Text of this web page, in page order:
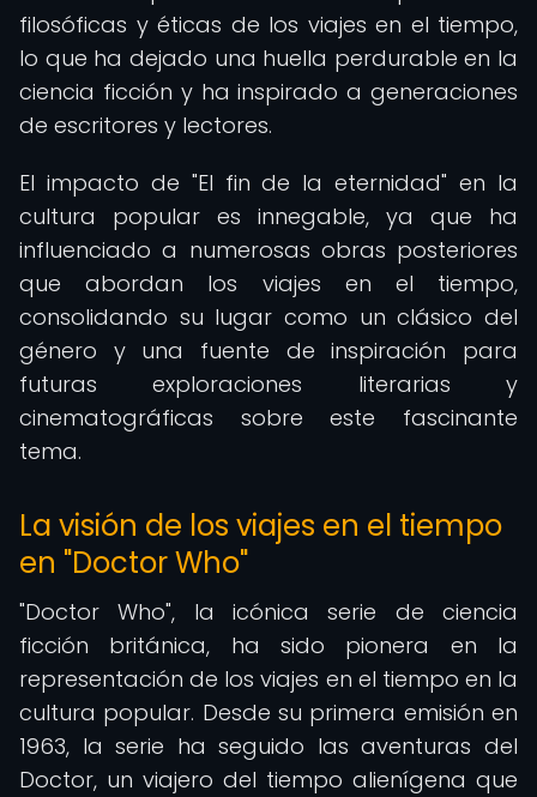
filosóficas y éticas de los viajes en el tiempo,
lo que ha dejado una huella perdurable en la
ciencia ficción y ha inspirado a generaciones
de escritores y lectores.
El impacto de "El fin de la eternidad" en la
cultura popular es innegable, ya que ha
influenciado a numerosas obras posteriores
que abordan los viajes en el tiempo,
consolidando su lugar como un clásico del
género y una fuente de inspiración para
futuras exploraciones literarias y
cinematográficas sobre este fascinante
tema.
La visión de los viajes en el tiempo
en "Doctor Who"
"Doctor Who", la icónica serie de ciencia
ficción británica, ha sido pionera en la
representación de los viajes en el tiempo en la
cultura popular. Desde su primera emisión en
1963, la serie ha seguido las aventuras del
Doctor, un viajero del tiempo alienígena que